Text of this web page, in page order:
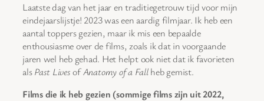
Laatste dag van het jaar en traditiegetrouw tijd voor mijn
eindejaarslijstje! 2023 was een aardig filmjaar. Ik heb een
aantal toppers gezien, maar ik mis een bepaalde
enthousiasme over de films, zoals ik dat in voorgaande
jaren wel heb gehad. Het helpt ook niet dat ik favorieten
alsPast LivesofAnatomy of a Fallheb gemist.
Films die ik heb gezien (sommige films zijn uit 2022,